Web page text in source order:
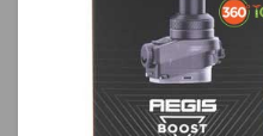
آخرین بروزرسانی
قیمت: 13 ساعت پیش
تمامی قیمت ها بروز
هستند.